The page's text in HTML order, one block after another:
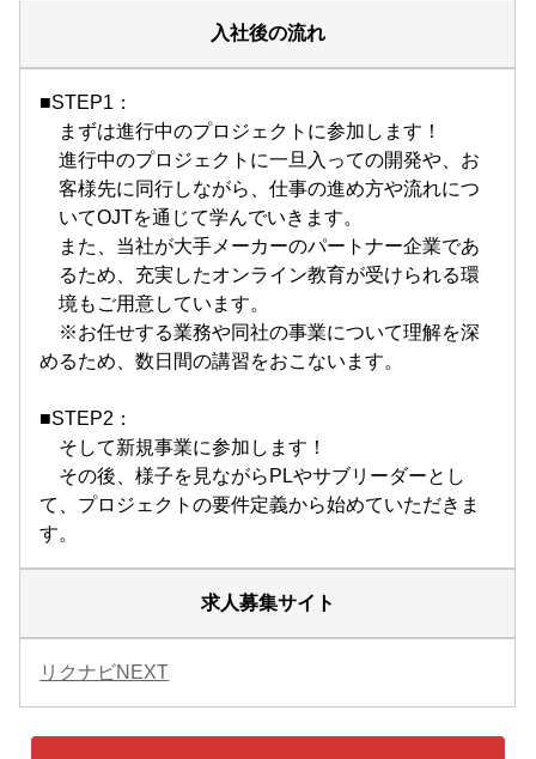
入社後の流れ
■STEP1：
まずは進行中のプロジェクトに参加します！
進行中のプロジェクトに一旦入っての開発や、お
客様先に同行しながら、仕事の進め方や流れにつ
いてOJTを通じて学んでいきます。
また、当社が大手メーカーのパートナー企業であ
るため、充実したオンライン教育が受けられる環
境もご用意しています。
※お任せする業務や同社の事業について理解を深
めるため、数日間の講習をおこないます。
■STEP2：
そして新規事業に参加します！
その後、様子を見ながらPLやサブリーダーとし
て、プロジェクトの要件定義から始めていただきま
す。
求人募集サイト
リクナビNEXT